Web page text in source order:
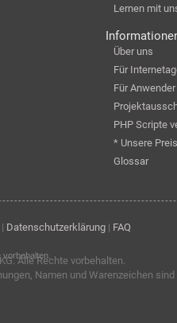
Lernen mit
Über uns
Für
Für
PHP Scripte
* Unsere
Glossar
| Datenschutzerklärung| FAQ
. Alle Rechte vorbehalten.
Namen und Warenzeichen sind